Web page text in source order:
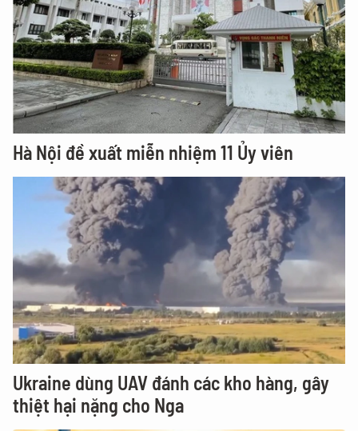
Hà Nội đề xuất miễn nhiệm 11 Ủy viên
Ukraine dùng UAV đánh các kho hàng, gây
thiệt hại nặng cho Nga